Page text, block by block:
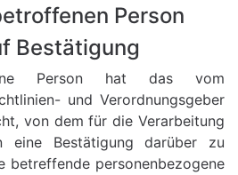
Person
Bestätigung
Person hat das vom
und Verordnungsgeber
von dem für die Verarbeitung
eine Bestätigung darüber zu
betreffende personenbezogene